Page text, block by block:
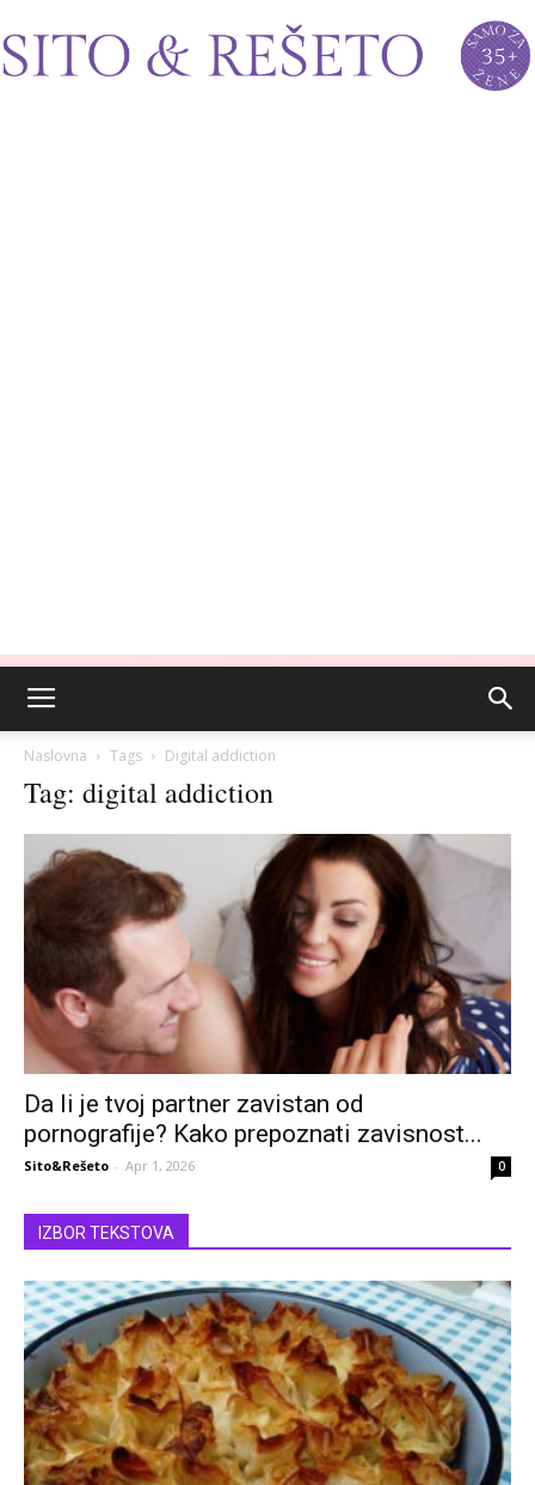
Naslovna Tags Digital addiction
Tag: digital addiction
Da li je tvoj partner zavistan od
pornografije? Kako prepoznati zavisnost...
Sito&Rešeto - Apr 1, 2026 0
IZBOR TEKSTOVA